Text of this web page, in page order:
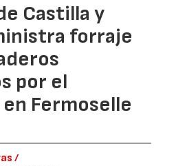
Castilla y
forraje
por el
Fermoselle
/